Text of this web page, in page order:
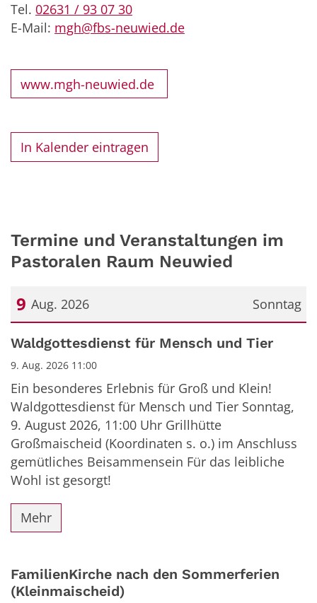
Tel. 02631 / 93 07 30
E-Mail: mgh@fbs-neuwied.de
www.mgh-neuwied.de
In Kalender eintragen
Termine und Veranstaltungen im
Pastoralen Raum Neuwied
Sonntag
9 Aug. 2026
Datum: 9. August 2026
Waldgottesdienst für Mensch und Tier
9. Aug. 2026 11:00
Ein besonderes Erlebnis für Groß und Klein!
Waldgottesdienst für Mensch und Tier Sonntag,
9. August 2026, 11:00 Uhr Grillhütte
Großmaischeid (Koordinaten s. o.) im Anschluss
gemütliches Beisammensein Für das leibliche
Wohl ist gesorgt!
Mehr
FamilienKirche nach den Sommerferien
(Kleinmaischeid)